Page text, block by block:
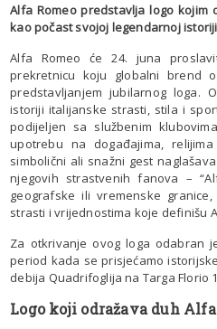
Alfa Romeo predstavlja logo kojim
kao počast svojoj legendarnoj
Alfa Romeo će 24. juna
prekretnicu koju globalni brend
predstavljanjem jubilarnog loga.
istoriji italijanske strasti, stila i
podijeljen sa službenim
upotrebu na događajima,
simbolični ali snažni gest
njegovih strastvenih fanova –
geografske ili vremenske
strasti i vrijednostima koje definišu
Za otkrivanje ovog loga odabran
period kada se prisjećamo
debija Quadrifoglija na Targa Florio
Logo koji odražava duh